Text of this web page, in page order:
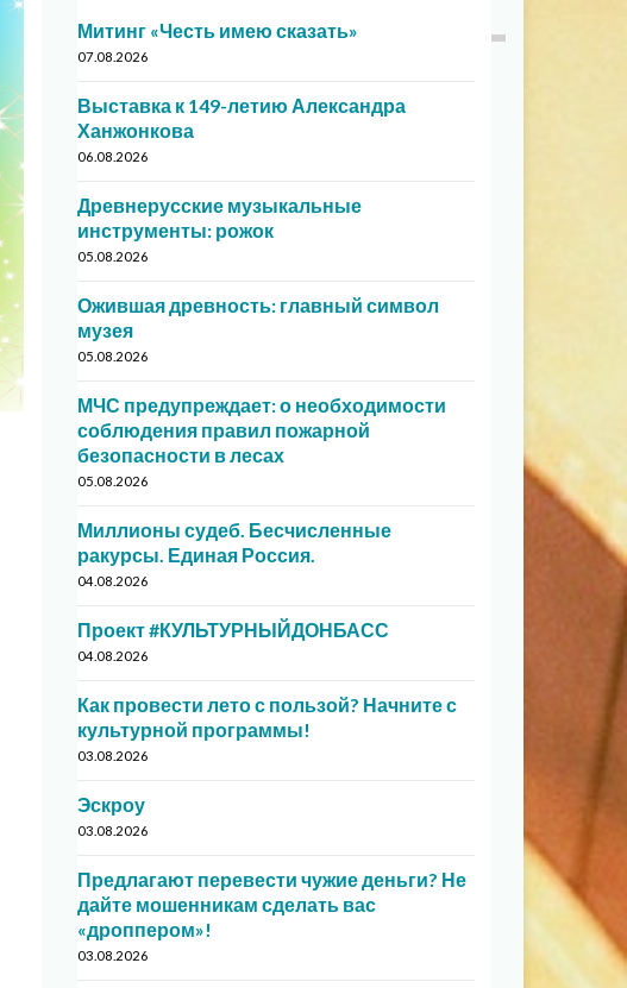
Митинг «Честь имею сказать»
07.08.2026
Выставка к 149-летию Александра
Ханжонкова
06.08.2026
Древнерусские музыкальные
инструменты: рожок
05.08.2026
Ожившая древность: главный символ
музея
05.08.2026
МЧС предупреждает: о необходимости
соблюдения правил пожарной
безопасности в лесах
05.08.2026
Миллионы судеб. Бесчисленные
ракурсы. Единая Россия.
04.08.2026
Проект #КУЛЬТУРНЫЙДОНБАСС
04.08.2026
Как провести лето с пользой? Начните с
культурной программы!
03.08.2026
Эскроу
03.08.2026
Предлагают перевести чужие деньги? Не
дайте мошенникам сделать вас
«дроппером»!
03.08.2026